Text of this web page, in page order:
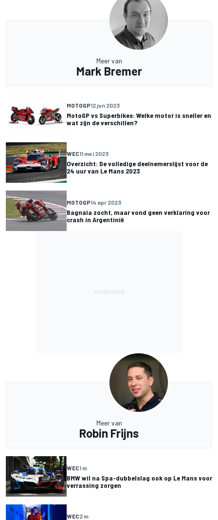
Meer van
Mark Bremer
MOTOGP12 jun 2023
MotoGP vs Superbikes: Welke motor is sneller en
wat zijn de verschillen?
WEC11 mei 2023
Overzicht: De volledige deelnemerslijst voor de
24 uur van Le Mans 2023
MOTOGP14 apr 2023
Bagnaia zocht, maar vond geen verklaring voor
crash in Argentinië
Meer van
Robin Frijns
WEC1 m
BMW wil na Spa-dubbelslag ook op Le Mans voor
verrassing zorgen
WEC2 m